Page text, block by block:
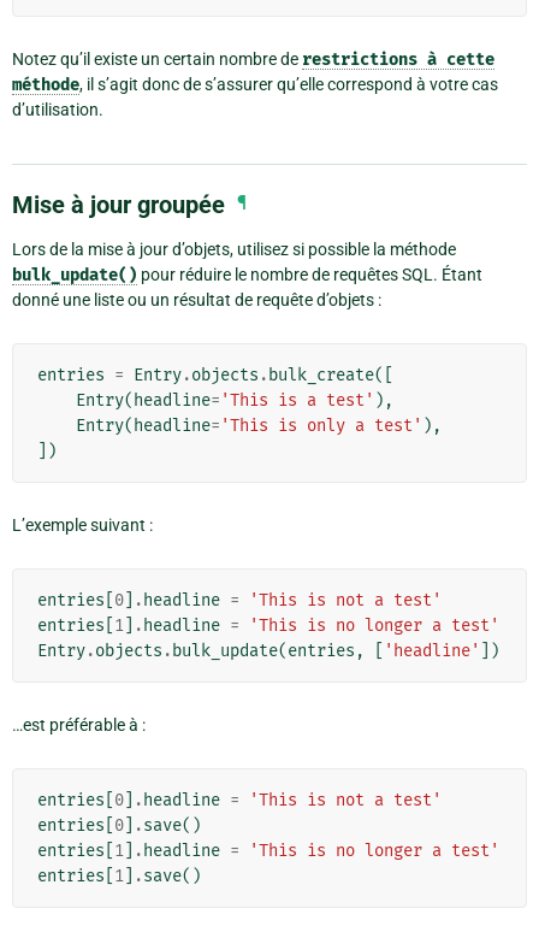
Notez qu’il existe un certain nombre de restrictions à cette
méthode, il s’agit donc de s’assurer qu’elle correspond à votre cas
d’utilisation.
Mise à jour groupée ¶
Lors de la mise à jour d’objets, utilisez si possible la méthode
bulk_update() pour réduire le nombre de requêtes SQL. Étant
donné une liste ou un résultat de requête d’objets :
entries = Entry.objects . bulk_create([
Entry( headline= 'This is a test' ),
Entry( headline= 'This is only a test' ),
])
L’exemple suivant :
entries 0 . headline =
'This is not a test'
entries 1 . headline =
'This is no longer a test'
Entry.objects . bulk_update(entries , 'headline' ])
…est préférable à :
entries 0 . headline =
'This is not a test'
entries 0 .save()
entries 1 . headline =
'This is no longer a test'
entries 1 .save()